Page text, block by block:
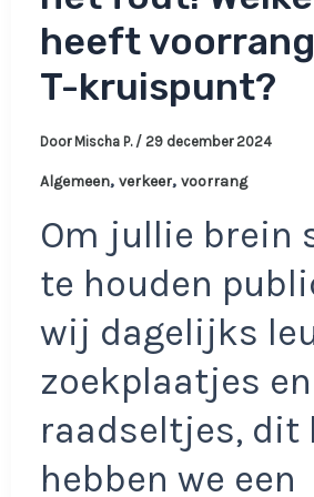
heeft
T-kruispunt?
Door Mischa P. / 29 december 2024
Algemeen, verkeer, voorrang
Om jullie brein
te houden
wij dagelijks
zoekplaatjes en
raadseltjes, dit
hebben we een